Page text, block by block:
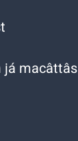
já macâttâs